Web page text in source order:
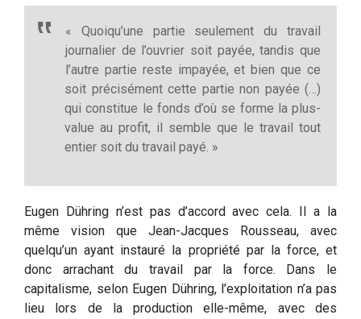
« Quoiqu’une partie seulement du travail
journalier de l’ouvrier soit payée, tandis que
l’autre partie reste impayée, et bien que ce
soit précisément cette partie non payée (…)
qui constitue le fonds d’où se forme la plus-
value au profit, il semble que le travail tout
entier soit du travail payé. »
Eugen Dühring n’est pas d’accord avec cela. Il a la
même vision que Jean-Jacques Rousseau, avec
quelqu’un ayant instauré la propriété par la force, et
donc arrachant du travail par la force. Dans le
capitalisme, selon Eugen Dühring, l’exploitation n’a pas
lieu lors de la production elle-même, avec des